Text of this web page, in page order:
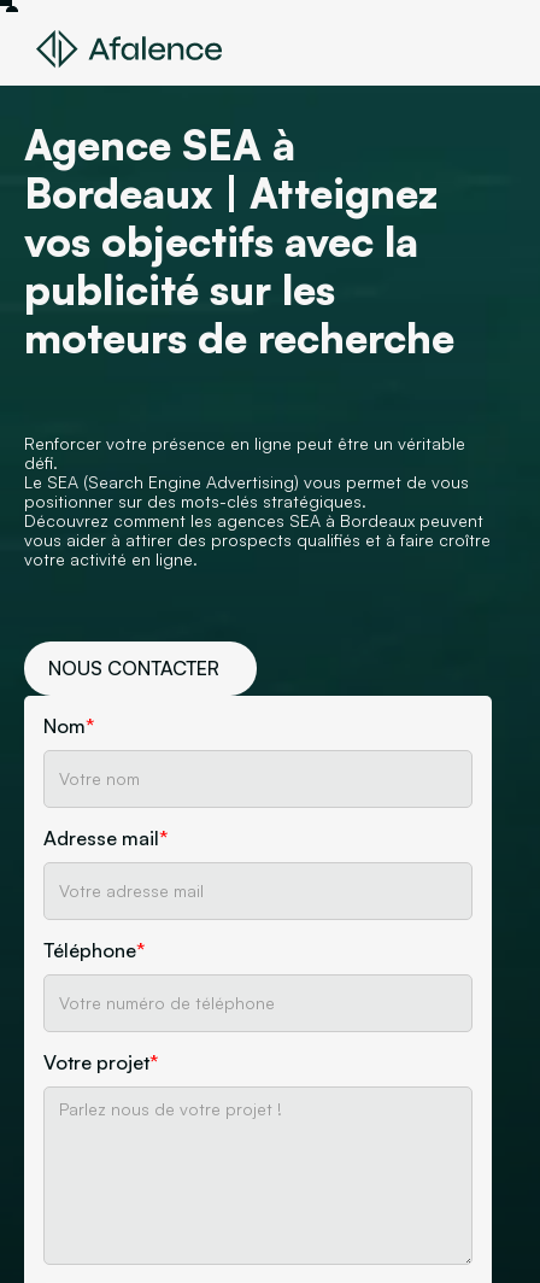
Agence SEA à
Bordeaux | Atteignez
vos objectifs avec la
publicité sur les
moteurs de recherche
Renforcer votre présence en ligne peut être un véritable
défi.
Le SEA (Search Engine Advertising) vous permet de vous
positionner sur des mots-clés stratégiques.
Découvrez comment les agences SEA à Bordeaux peuvent
vous aider à attirer des prospects qualifiés et à faire croître
votre activité en ligne.
NOUS CONTACTER
Nom*
Adresse mail*
Téléphone*
Votre projet*